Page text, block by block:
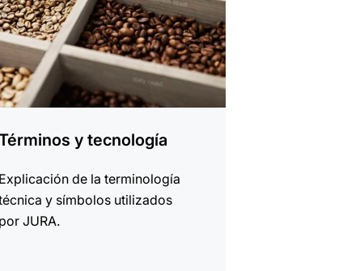
y tecnología
Explicación de la terminología
y símbolos utilizados
por JURA.